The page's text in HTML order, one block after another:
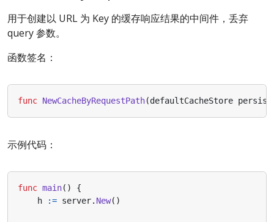
用于创建以 URL 为 Key 的缓存响应结果的中间件，丢弃
query 参数。
函数签名：
func NewCacheByRequestPath(defaultCacheStore persist
示例代码：
func main()
{
h
:= server. New()